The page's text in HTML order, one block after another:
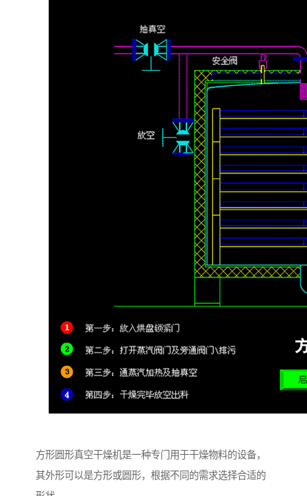
方形圆形真空干燥机是一种专门用于干燥物料的设备，
其外形可以是方形或圆形，根据不同的需求选择合适的